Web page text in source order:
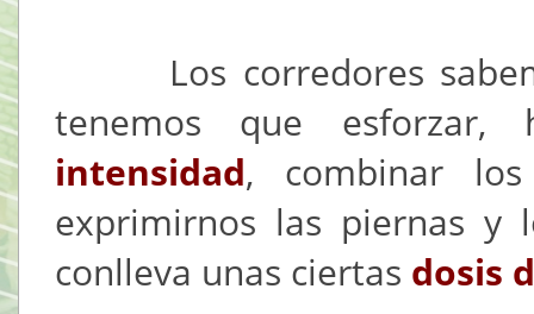
Los corredores
tenemos que
intensidad, combinar
exprimirnos las piernas y
conlleva unas ciertas dosis